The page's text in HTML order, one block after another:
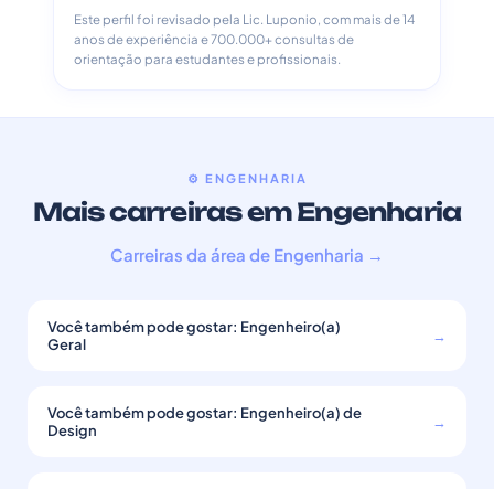
Este perfil foi revisado pela Lic. Luponio, com mais de 14
anos de experiência e 700.000+ consultas de
orientação para estudantes e profissionais.
⚙️ ENGENHARIA
Mais carreiras em Engenharia
Carreiras da área de Engenharia →
Você também pode gostar: Engenheiro(a)
Geral
→
Você também pode gostar: Engenheiro(a) de
Design
→